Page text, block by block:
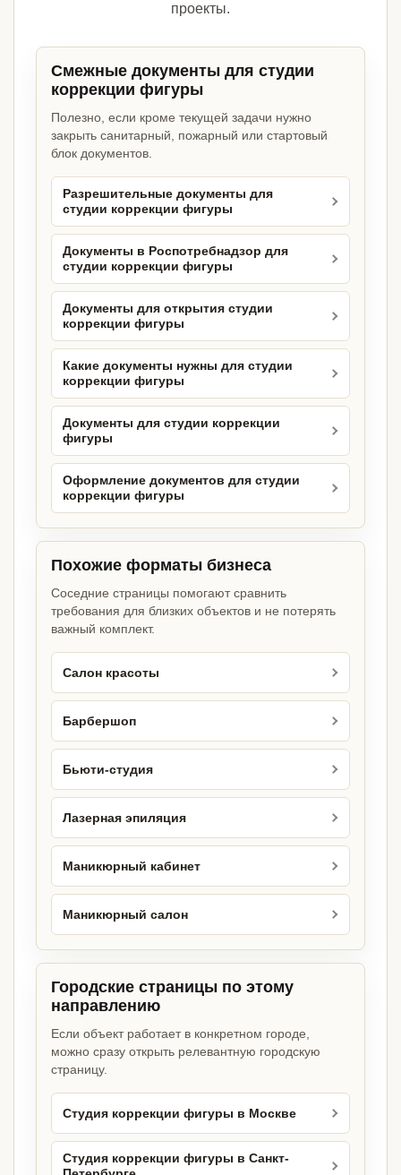
проекты.
Смежные документы для студии
коррекции фигуры
Полезно, если кроме текущей задачи нужно
закрыть санитарный, пожарный или стартовый
блок документов.
Разрешительные документы для
студии коррекции фигуры
Документы в Роспотребнадзор для
студии коррекции фигуры
Документы для открытия студии
коррекции фигуры
Какие документы нужны для студии
коррекции фигуры
Документы для студии коррекции
фигуры
Оформление документов для студии
коррекции фигуры
Похожие форматы бизнеса
Соседние страницы помогают сравнить
требования для близких объектов и не потерять
важный комплект.
Салон красоты
Барбершоп
Бьюти-студия
Лазерная эпиляция
Маникюрный кабинет
Маникюрный салон
Городские страницы по этому
направлению
Если объект работает в конкретном городе,
можно сразу открыть релевантную городскую
страницу.
Студия коррекции фигуры в Москве
Студия коррекции фигуры в Санкт-